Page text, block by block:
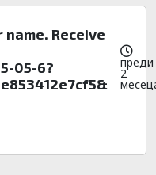
Receive
05-6?
преди
2